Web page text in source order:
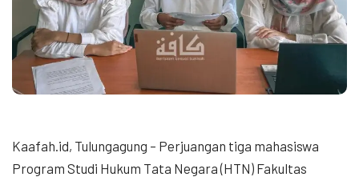
Kaafah.id, Tulungagung – Perjuangan tiga mahasiswa
Program Studi Hukum Tata Negara (HTN) Fakultas